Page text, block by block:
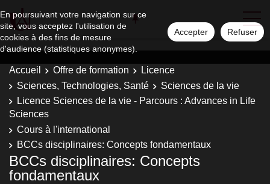
En poursuivant votre navigation sur ce
site, vous acceptez l'utilisation de
cookies à des fins de mesure
d'audience (statistiques anonymes).
Accepter Refuser
Accueil Offre de formation
Licence
Sciences, Technologies, Santé
Sciences de la vie
Licence Sciences de la vie - Parcours : Advances in Life
Sciences
Cours à l'international
BCCs disciplinaires: Concepts fondamentaux
BCCs disciplinaires: Concepts
fondamentaux